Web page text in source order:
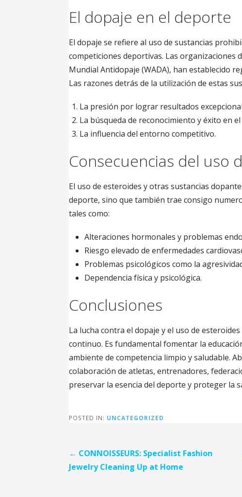
El dopaje en el deporte
El dopaje se refiere al uso de sustancias
competiciones deportivas. Las organizaciones
Mundial Antidopaje (WADA), han establecido
Las razones detrás de la utilización de estas
La presión por lograr resultados
La búsqueda de reconocimiento y éxito en
La influencia del entorno competitivo.
Consecuencias del uso
El uso de esteroides y otras sustancias
deporte, sino que también trae consigo
tales como:
Alteraciones hormonales y problemas
Riesgo elevado de enfermedades
Problemas psicológicos como la
Dependencia física y psicológica.
Conclusiones
La lucha contra el dopaje y el uso de
continuo. Es fundamental fomentar la
ambiente de competencia limpio y saludable.
colaboración de atletas, entrenadores,
preservar la esencia del deporte y proteger la
POSTED IN: UNCATEGORIZED
Post
navigation
← CONNOISSEURS: Specialist Fashion
Jewelry Cleaning Up at Home